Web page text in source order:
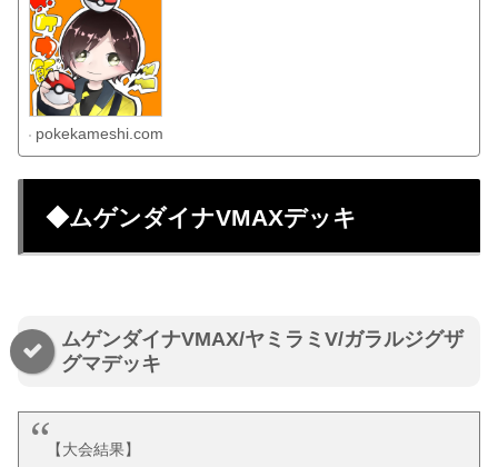
pokekameshi.com
◆ムゲンダイナVMAXデッキ
ムゲンダイナVMAX/ヤミラミV/ガラルジグザ
グマデッキ
【大会結果】